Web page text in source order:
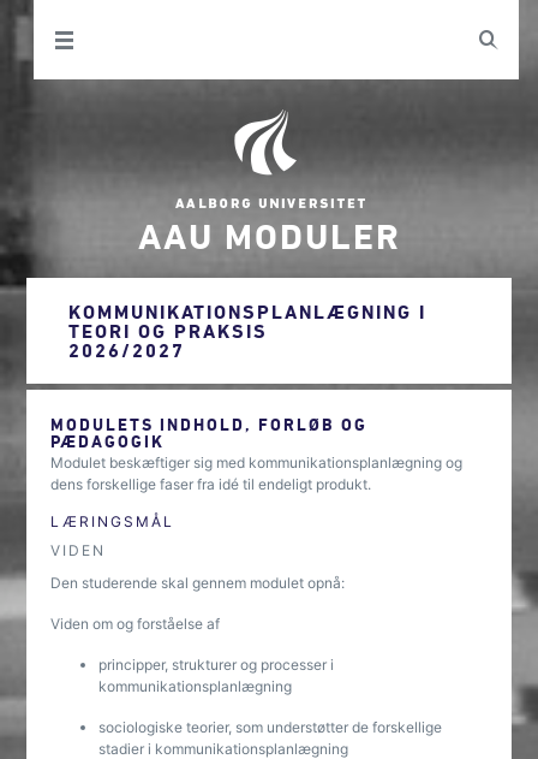
AAU MODULER
KOMMUNIKATIONSPLANLÆGNING I
TEORI OG PRAKSIS
2026/2027
MODULETS INDHOLD, FORLØB OG
PÆDAGOGIK
Modulet beskæftiger sig med kommunikationsplanlægning og
dens forskellige faser fra idé til endeligt produkt.
LÆRINGSMÅL
VIDEN
Den studerende skal gennem modulet opnå:
Viden om og forståelse af
principper, strukturer og processer i
kommunikationsplanlægning
sociologiske teorier, som understøtter de forskellige
stadier i kommunikationsplanlægning